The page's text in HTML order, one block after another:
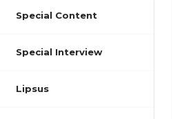
Special Content
Special Interview
Lipsus